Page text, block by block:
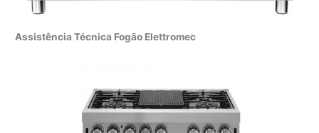
Assistência Técnica Fogão Elettromec